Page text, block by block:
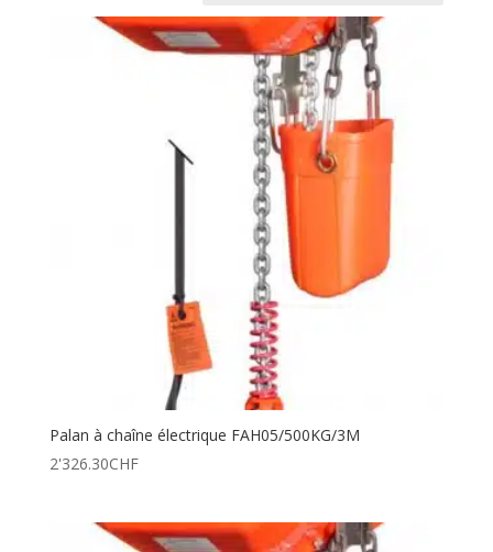
Palan à chaîne électrique FAH05/500KG/3M
2'326.30CHF